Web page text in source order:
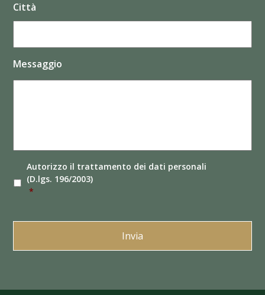
Città
Messaggio
Autorizzo il trattamento dei dati personali
(D.lgs. 196/2003)
*